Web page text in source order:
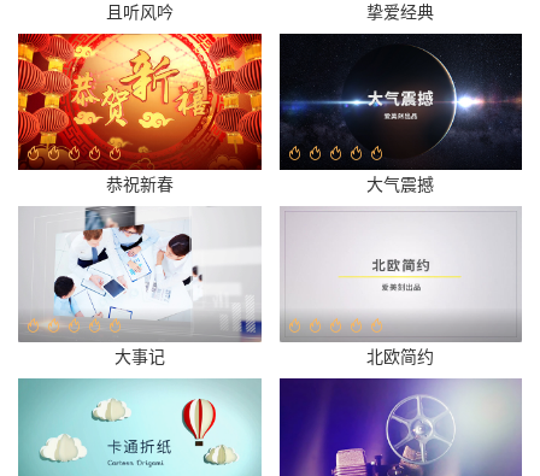
且听风吟 挚爱经典
恭祝新春 大气震撼
大事记 北欧简约